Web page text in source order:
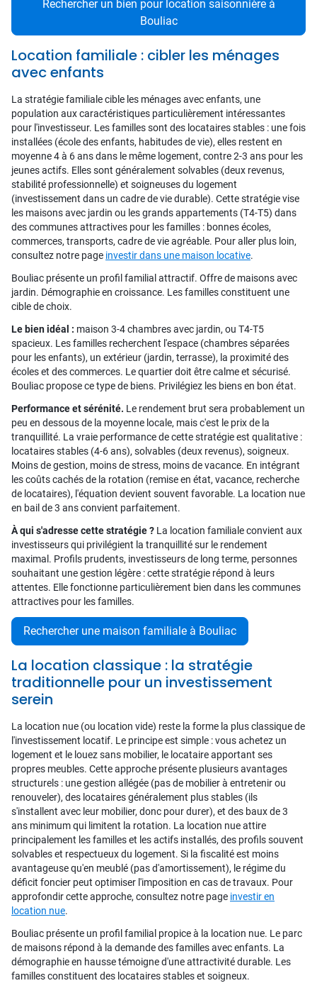
Rechercher un bien pour location saisonnière à
Bouliac
Location familiale : cibler les ménages
avec enfants
La stratégie familiale cible les ménages avec enfants, une
population aux caractéristiques particulièrement intéressantes
pour l'investisseur. Les familles sont des locataires stables : une fois
installées (école des enfants, habitudes de vie), elles restent en
moyenne 4 à 6 ans dans le même logement, contre 2-3 ans pour les
jeunes actifs. Elles sont généralement solvables (deux revenus,
stabilité professionnelle) et soigneuses du logement
(investissement dans un cadre de vie durable). Cette stratégie vise
les maisons avec jardin ou les grands appartements (T4-T5) dans
des communes attractives pour les familles : bonnes écoles,
commerces, transports, cadre de vie agréable. Pour aller plus loin,
consultez notre page investir dans une maison locative.
Bouliac présente un profil familial attractif. Offre de maisons avec
jardin. Démographie en croissance. Les familles constituent une
cible de choix.
Le bien idéal : maison 3-4 chambres avec jardin, ou T4-T5
spacieux. Les familles recherchent l'espace (chambres séparées
pour les enfants), un extérieur (jardin, terrasse), la proximité des
écoles et des commerces. Le quartier doit être calme et sécurisé.
Bouliac propose ce type de biens. Privilégiez les biens en bon état.
Performance et sérénité. Le rendement brut sera probablement un
peu en dessous de la moyenne locale, mais c'est le prix de la
tranquillité. La vraie performance de cette stratégie est qualitative :
locataires stables (4-6 ans), solvables (deux revenus), soigneux.
Moins de gestion, moins de stress, moins de vacance. En intégrant
les coûts cachés de la rotation (remise en état, vacance, recherche
de locataires), l'équation devient souvent favorable. La location nue
en bail de 3 ans convient parfaitement.
À qui s'adresse cette stratégie ? La location familiale convient aux
investisseurs qui privilégient la tranquillité sur le rendement
maximal. Profils prudents, investisseurs de long terme, personnes
souhaitant une gestion légère : cette stratégie répond à leurs
attentes. Elle fonctionne particulièrement bien dans les communes
attractives pour les familles.
Rechercher une maison familiale à Bouliac
La location classique : la stratégie
traditionnelle pour un investissement
serein
La location nue (ou location vide) reste la forme la plus classique de
l'investissement locatif. Le principe est simple : vous achetez un
logement et le louez sans mobilier, le locataire apportant ses
propres meubles. Cette approche présente plusieurs avantages
structurels : une gestion allégée (pas de mobilier à entretenir ou
renouveler), des locataires généralement plus stables (ils
s'installent avec leur mobilier, donc pour durer), et des baux de 3
ans minimum qui limitent la rotation. La location nue attire
principalement les familles et les actifs installés, des profils souvent
solvables et respectueux du logement. Si la fiscalité est moins
avantageuse qu'en meublé (pas d'amortissement), le régime du
déficit foncier peut optimiser l'imposition en cas de travaux. Pour
approfondir cette approche, consultez notre page investir en
location nue.
Bouliac présente un profil familial propice à la location nue. Le parc
de maisons répond à la demande des familles avec enfants. La
démographie en hausse témoigne d'une attractivité durable. Les
familles constituent des locataires stables et soigneux.